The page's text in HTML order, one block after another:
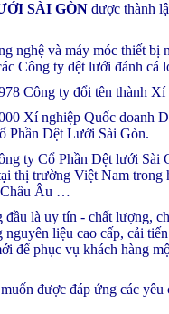
SÀI GÒNđược thành
nghệ và máy móc thiết
Công ty dệt lưới đánh cá
Công ty đổi tên thành
Xí nghiệp Quốc doanh
Phần Dệt Lưới Sài Gòn.
ty Cổ Phần Dệt lưới
thị trường Việt Nam trong
Châu Âu …
đầu là uy tín - chất lượng,
nguyên liệu cao cấp, cải
để phục vụ khách hàng
được đáp ứng các